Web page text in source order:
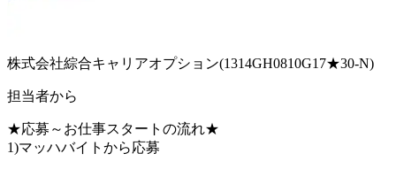
株式会社綜合キャリアオプション(1314GH0810G17★30-N)
担当者から
★応募～お仕事スタートの流れ★
1)マッハバイトから応募